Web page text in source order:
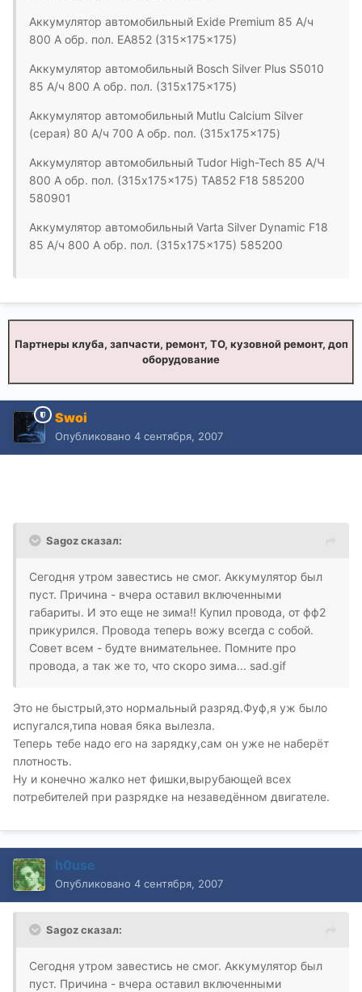
Аккумулятор автомобильный Exide Premium 85 А/ч
800 A обр. пол. EA852 (315x175x175)
Аккумулятор автомобильный Bosch Silver Plus S5010
85 А/ч 800 A обр. пол. (315x175x175)
Аккумулятор автомобильный Mutlu Calcium Silver
(серая) 80 А/ч 700 А обр. пол. (315x175x175)
Аккумулятор автомобильный Tudor High-Tech 85 А/Ч
800 A обр. пол. (315x175x175) TA852 F18 585200
580901
Аккумулятор автомобильный Varta Silver Dynamic F18
85 А/ч 800 A обр. пол. (315x175x175) 585200
Партнеры клуба, запчасти, ремонт, ТО, кузовной ремонт, доп
оборудование
Swoi
Опубликовано 4 сентября, 2007
Sagoz сказал:
Сегодня утром завестись не смог. Аккумулятор был
пуст. Причина - вчера оставил включенными
габариты. И это еще не зима!! Купил провода, от фф2
прикурился. Провода теперь вожу всегда с собой.
Совет всем - будте внимательнее. Помните про
провода, а так же то, что скоро зима... sad.gif
Это не быстрый,это нормальный разряд.Фуф,я уж было
испугался,типа новая бяка вылезла.
Теперь тебе надо его на зарядку,сам он уже не наберёт
плотность.
Ну и конечно жалко нет фишки,вырубающей всех
потребителей при разрядке на незаведённом двигателе.
h0use
Опубликовано 4 сентября, 2007
Sagoz сказал:
Сегодня утром завестись не смог. Аккумулятор был
пуст. Причина - вчера оставил включенными